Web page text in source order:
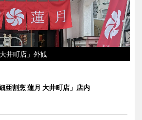
井町店」外観
細亜割烹 蓮月 大井町店」店内